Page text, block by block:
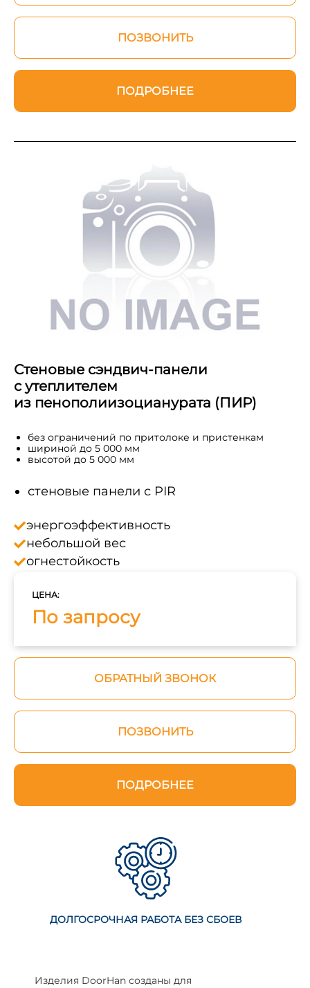
ПОЗВОНИТЬ
ПОДРОБНЕЕ
Стеновые сэндвич-панели
с утеплителем
из пенополиизоцианурата (ПИР)
без ограничений по притолоке и пристенкам
шириной до 5 000 мм
высотой до 5 000 мм
стеновые панели с PIR
энергоэффективность
небольшой вес
огнестойкость
ЦЕНА:
По запросу
ОБРАТНЫЙ ЗВОНОК
ПОЗВОНИТЬ
ПОДРОБНЕЕ
СОБСТВЕННОЕ ПРОИЗВОДСТВО
Полный цикл производства всех